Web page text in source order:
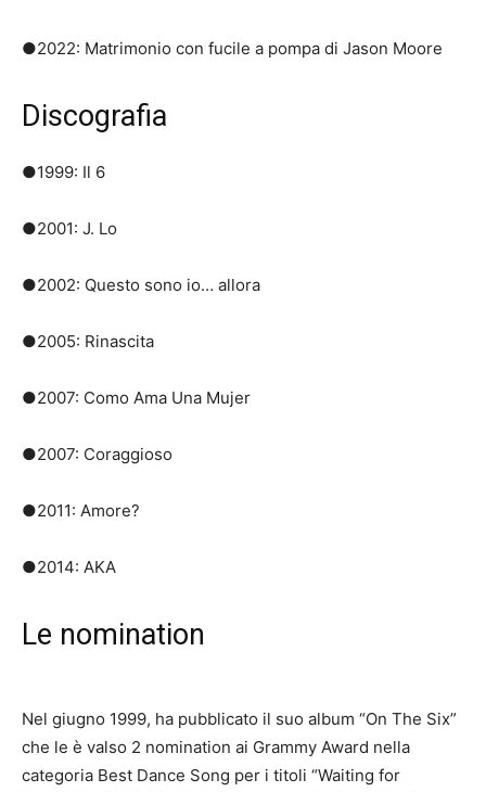
●2022: Matrimonio con fucile a pompa di Jason Moore
Discografia
●1999: Il 6
●2001: J. Lo
●2002: Questo sono io… allora
●2005: Rinascita
●2007: Como Ama Una Mujer
●2007: Coraggioso
●2011: Amore?
●2014: AKA
Le nomination
Nel giugno 1999, ha pubblicato il suo album “On The Six”
che le è valso 2 nomination ai Grammy Award nella
categoria Best Dance Song per i titoli “Waiting for